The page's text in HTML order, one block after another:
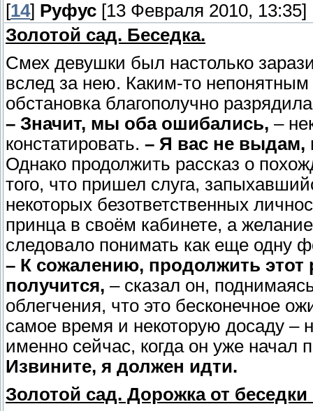
[14] Руфус [13 Февраля 2010, 13:35]
Золотой сад. Беседка.
Смех девушки был настолько
вслед за нею. Каким-то непонятным
обстановка благополучно
– Значит, мы оба ошибались, –
констатировать. – Я вас не выдам,
Однако продолжить рассказ о
того, что пришел слуга,
некоторых безответственных
принца в своём кабинете, а
следовало понимать как еще одну
– К сожалению, продолжить этот
получится, – сказал он,
облегчения, что это бесконечное
самое время и некоторую досаду –
именно сейчас, когда он уже начал
Извините, я должен идти.
Золотой сад. Дорожка от беседки